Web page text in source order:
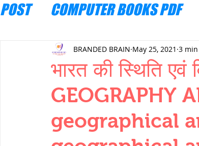
POST COMPUTER BOOKS PDF
ENGINEERING MECHANICS
THERMODYNAMICS
SERIES CIRCUITS BUILDING
भारत की स्थिति
GEOGRAPHY
geographical
BRANDED BRAIN May 25, 2021 3